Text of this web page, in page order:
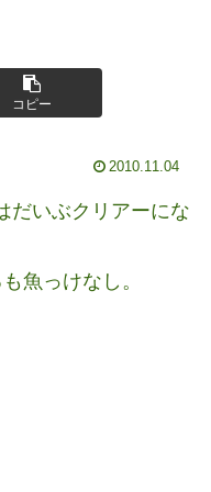
コピー
2010.11.04
だいぶクリアーにな
魚っけなし。